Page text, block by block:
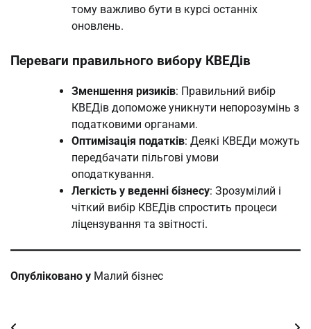
тому важливо бути в курсі останніх
оновлень.
Переваги правильного вибору КВЕДів
Зменшення ризиків: Правильний вибір
КВЕДів допоможе уникнути непорозумінь з
податковими органами.
Оптимізація податків: Деякі КВЕДи можуть
передбачати пільгові умови
оподаткування.
Легкість у веденні бізнесу: Зрозумілий і
чіткий вибір КВЕДів спростить процеси
ліцензування та звітності.
Опубліковано у Малий бізнес